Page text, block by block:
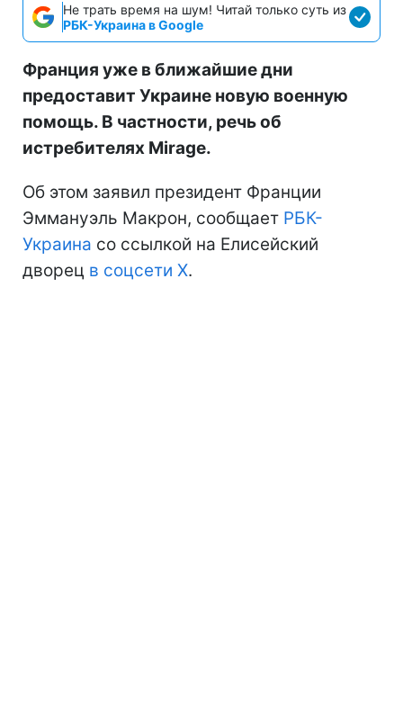
Не трать время на шум! Читай только суть из
РБК-Украина в Google
Франция уже в ближайшие дни
предоставит Украине новую военную
помощь. В частности, речь об
истребителях Mirage.
Об этом заявил президент Франции
Эммануэль Макрон, сообщает РБК-
Украина со ссылкой на Елисейский
дворец в соцсети X.